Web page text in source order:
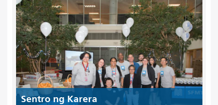
Sentro ng Karera